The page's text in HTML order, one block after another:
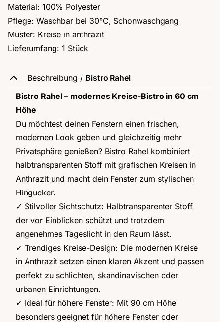
Material: 100% Polyester
Pflege: Waschbar bei 30°C, Schonwaschgang
Muster: Kreise in anthrazit
Lieferumfang: 1 Stück
Beschreibung / Bistro Rahel
Bistro Rahel – modernes Kreise-Bistro in 60 cm
Höhe
Du möchtest deinen Fenstern einen frischen,
modernen Look geben und gleichzeitig mehr
Privatsphäre genießen? Bistro Rahel kombiniert
halbtransparenten Stoff mit grafischen Kreisen in
Anthrazit und macht dein Fenster zum stylischen
Hingucker.
✓ Stilvoller Sichtschutz: Halbtransparenter Stoff,
der vor Einblicken schützt und trotzdem
angenehmes Tageslicht in den Raum lässt.
✓ Trendiges Kreise-Design: Die modernen Kreise
in Anthrazit setzen einen klaren Akzent und passen
perfekt zu schlichten, skandinavischen oder
urbanen Einrichtungen.
✓ Ideal für höhere Fenster: Mit 90 cm Höhe
besonders geeignet für höhere Fenster oder